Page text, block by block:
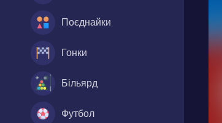
Поєднайки
Гонки
Більярд
Футбол